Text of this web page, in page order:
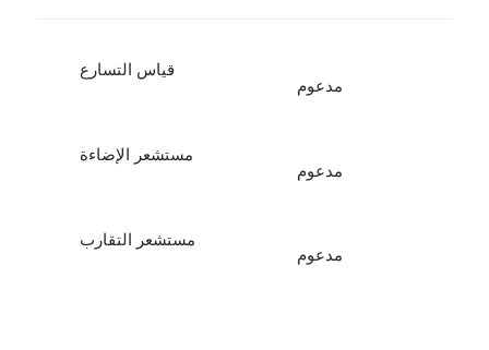
قياس التسارع
مدعوم
مستشعر الإضاءة
مدعوم
مستشعر التقارب
مدعوم